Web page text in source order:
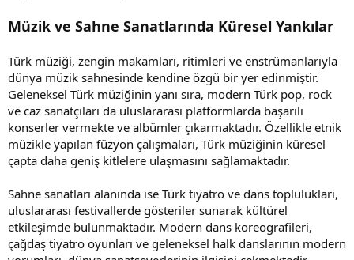
Müzik ve Sahne Sanatlarında Küresel Yankılar
Türk müziği, zengin makamları, ritimleri ve enstrümanlarıyla
dünya müzik sahnesinde kendine özgü bir yer edinmiştir.
Geleneksel Türk müziğinin yanı sıra, modern Türk pop, rock
ve caz sanatçıları da uluslararası platformlarda başarılı
konserler vermekte ve albümler çıkarmaktadır. Özellikle etnik
müzikle yapılan füzyon çalışmaları, Türk müziğinin küresel
çapta daha geniş kitlelere ulaşmasını sağlamaktadır.
Sahne sanatları alanında ise Türk tiyatro ve dans toplulukları,
uluslararası festivallerde gösteriler sunarak kültürel
etkileşimde bulunmaktadır. Modern dans koreografileri,
çağdaş tiyatro oyunları ve geleneksel halk danslarının modern